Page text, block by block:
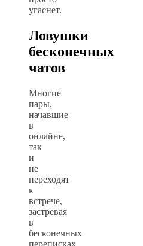
угаснет.
Ловушки
бесконечных
чатов
Многие
пары,
начавшие
в
онлайне,
так
и
не
переходят
к
встрече,
застревая
в
бесконечных
переписках.